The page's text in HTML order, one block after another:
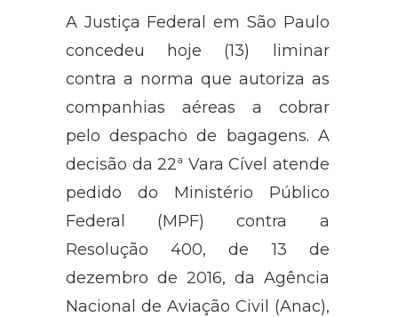
A Justiça Federal em São Paulo
concedeu hoje (13) liminar
contra a norma que autoriza as
companhias aéreas a cobrar
pelo despacho de bagagens. A
decisão da 22ª Vara Cível atende
pedido do Ministério Público
Federal (MPF) contra a
Resolução 400, de 13 de
dezembro de 2016, da Agência
Nacional de Aviação Civil (Anac),